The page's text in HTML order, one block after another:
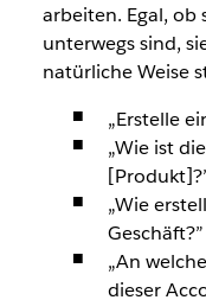
arbeiten. Egal, ob
unterwegs sind,
natürliche Weise
„Erstelle
„Wie ist
„Wie
Geschäft?”
„An
dieser